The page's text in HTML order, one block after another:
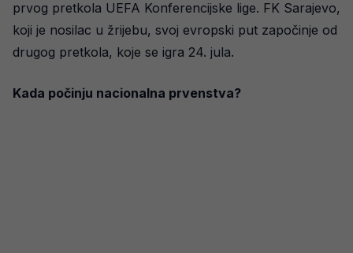
prvog pretkola UEFA Konferencijske lige. FK Sarajevo,
koji je nosilac u žrijebu, svoj evropski put započinje od
drugog pretkola, koje se igra 24. jula.
Kada počinju nacionalna prvenstva?